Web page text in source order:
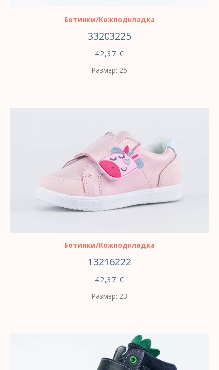
Ботинки/Кожподкладка
33203225
42,37 €
Размер: 25
Ботинки/Кожподкладка
13216222
42,37 €
Размер: 23